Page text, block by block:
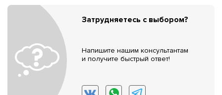
Затрудняетесь с выбором?
Напишите нашим консультантам
и получите быстрый ответ!